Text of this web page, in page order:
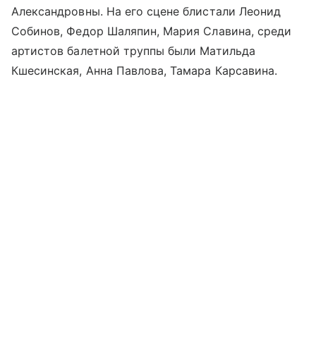
Александровны. На его сцене блистали Леонид
Собинов, Федор Шаляпин, Мария Славина, среди
артистов балетной труппы были Матильда
Кшесинская, Анна Павлова, Тамара Карсавина.